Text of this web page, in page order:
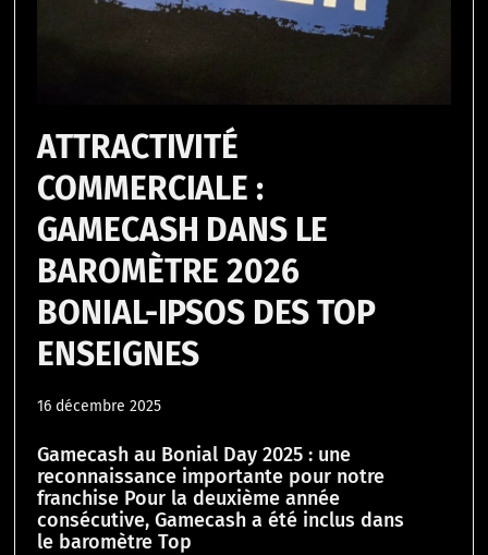
ATTRACTIVITÉ
COMMERCIALE :
GAMECASH DANS LE
BAROMÈTRE 2026
BONIAL-IPSOS DES TOP
ENSEIGNES
16 décembre 2025
Gamecash au Bonial Day 2025 : une
reconnaissance importante pour notre
franchise Pour la deuxième année
consécutive, Gamecash a été inclus dans
le baromètre Top